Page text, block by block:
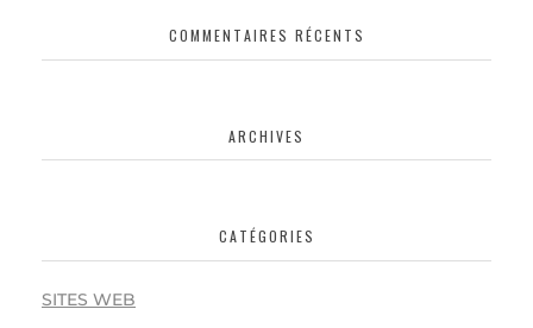
COMMENTAIRES RÉCENTS
ARCHIVES
CATÉGORIES
SITES WEB